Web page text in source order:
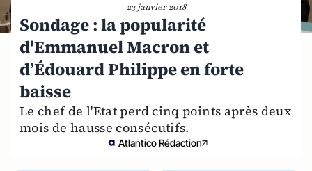
23 janvier 2018
Sondage : la popularité
d'Emmanuel Macron et
d’Édouard Philippe en forte
baisse
Le chef de l'Etat perd cinq points après deux
mois de hausse consécutifs.
Atlantico Rédaction